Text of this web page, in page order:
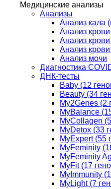
Медицинские анализы
Анализы
Анализ кала
Анализ крови
Анализ
Анализ
Анализ мочи
Диагностика
ДНК-тесты
Baby (12
Beauty (34
My2Genes (2
MyBalance
MyCollagen
MyDetox (33
MyExpert (55
MyFeminity
MyFeminity
MyFit (17
MyImmunity
MyLight (7